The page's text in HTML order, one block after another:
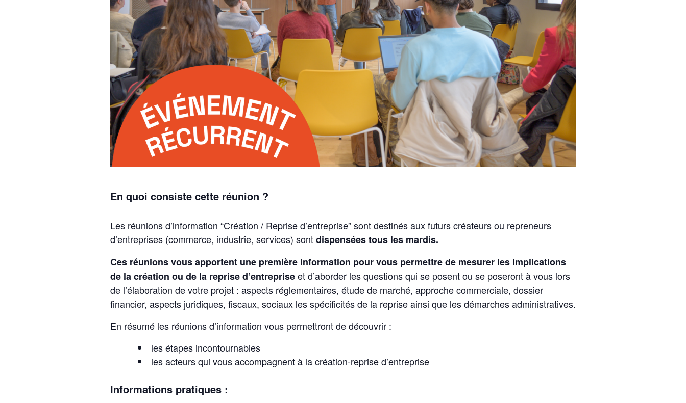
En quoi consiste cette réunion ?
Les réunions d’information “Création / Reprise d’entreprise” sont destinés aux futurs créateurs ou repreneurs
d’entreprises (commerce, industrie, services) sontdispensées tous les mardis.
Ces réunions vous apportent une première information pour vous permettre de mesurer les implications
de la création ou de la reprise d’entrepriseet d’aborder les questions qui se posent ou se poseront à vous lors
de l’élaboration de votre projet : aspects réglementaires, étude de marché, approche commerciale, dossier
financier, aspects juridiques, fiscaux, sociaux les spécificités de la reprise ainsi que les démarches administratives.
En résumé les réunions d’information vous permettront de découvrir :
les étapes incontournables
les acteurs qui vous accompagnent à la création-reprise d’entreprise
Informations pratiques :